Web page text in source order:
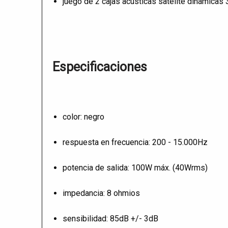
Especificaciones
color: negro
respuesta en frecuencia: 200 - 15.000Hz
potencia de salida: 100W máx. (40Wrms)
impedancia: 8 ohmios
sensibilidad: 85dB +/- 3dB